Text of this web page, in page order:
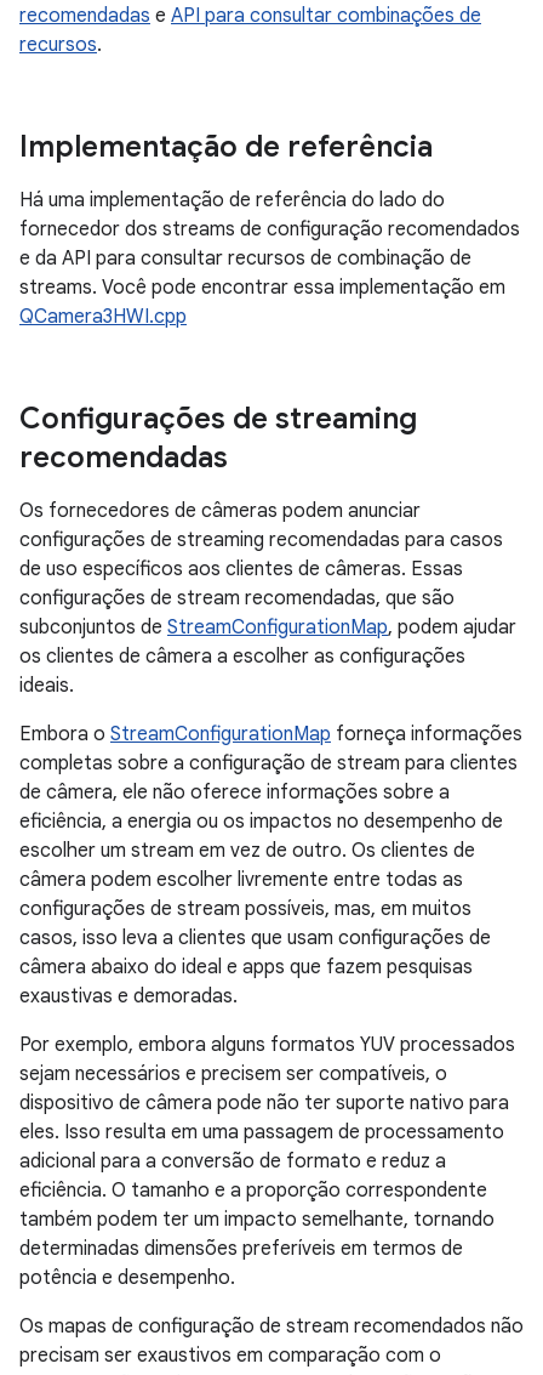
recomendadas e API para consultar combinações de
recursos.
Implementação de referência
Há uma implementação de referência do lado do
fornecedor dos streams de configuração recomendados
e da API para consultar recursos de combinação de
streams. Você pode encontrar essa implementação em
QCamera3HWI.cpp
Configurações de streaming
recomendadas
Os fornecedores de câmeras podem anunciar
configurações de streaming recomendadas para casos
de uso específicos aos clientes de câmeras. Essas
configurações de stream recomendadas, que são
subconjuntos de StreamConfigurationMap, podem ajudar
os clientes de câmera a escolher as configurações
ideais.
Embora o StreamConfigurationMap forneça informações
completas sobre a configuração de stream para clientes
de câmera, ele não oferece informações sobre a
eficiência, a energia ou os impactos no desempenho de
escolher um stream em vez de outro. Os clientes de
câmera podem escolher livremente entre todas as
configurações de stream possíveis, mas, em muitos
casos, isso leva a clientes que usam configurações de
câmera abaixo do ideal e apps que fazem pesquisas
exaustivas e demoradas.
Por exemplo, embora alguns formatos YUV processados
sejam necessários e precisem ser compatíveis, o
dispositivo de câmera pode não ter suporte nativo para
eles. Isso resulta em uma passagem de processamento
adicional para a conversão de formato e reduz a
eficiência. O tamanho e a proporção correspondente
também podem ter um impacto semelhante, tornando
determinadas dimensões preferíveis em termos de
potência e desempenho.
Os mapas de configuração de stream recomendados não
precisam ser exaustivos em comparação com o